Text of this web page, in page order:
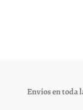
Envíos en toda